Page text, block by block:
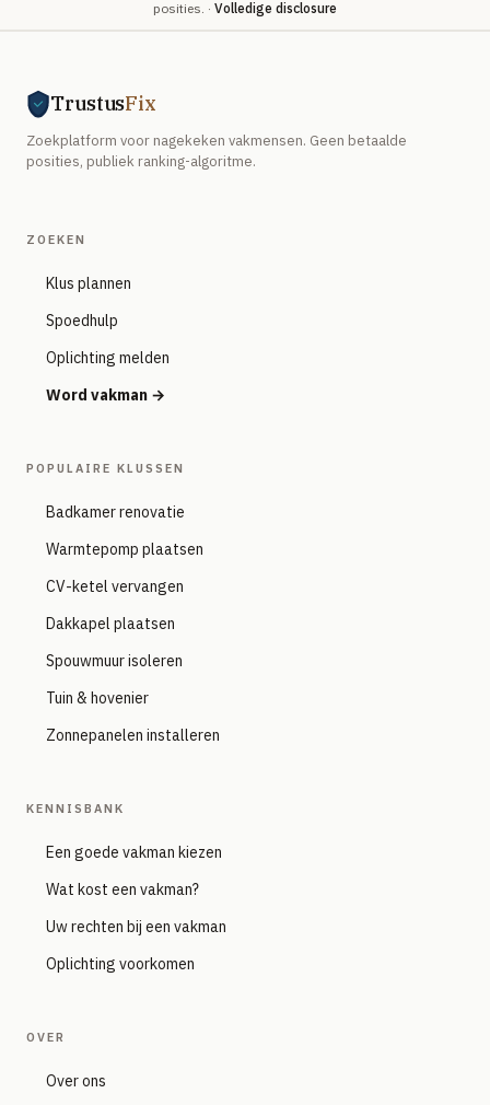
posities. · Volledige disclosure
TrustusFix
Zoekplatform voor nagekeken vakmensen. Geen betaalde
posities, publiek ranking-algoritme.
ZOEKEN
Klus plannen
Spoedhulp
Oplichting melden
Word vakman →
POPULAIRE KLUSSEN
Badkamer renovatie
Warmtepomp plaatsen
CV-ketel vervangen
Dakkapel plaatsen
Spouwmuur isoleren
Tuin & hovenier
Zonnepanelen installeren
KENNISBANK
Een goede vakman kiezen
Wat kost een vakman?
Uw rechten bij een vakman
Oplichting voorkomen
OVER
Over ons